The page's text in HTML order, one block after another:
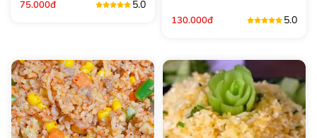
75.000đ 5.0
130.000đ 5.0